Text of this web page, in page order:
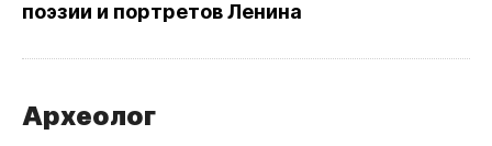
поэзии и портретов Ленина
Археолог